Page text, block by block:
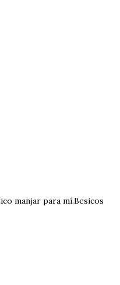
manjar para mí.Besicos